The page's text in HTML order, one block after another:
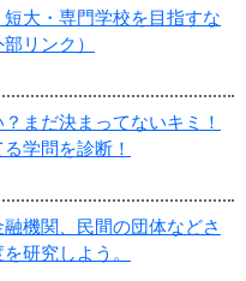
大・専門学校を目指すな
リンク）
まだ決まってないキミ！
学問を診断！
機関、民間の団体などさ
研究しよう。